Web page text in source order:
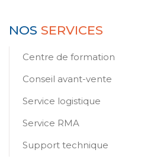
NOS SERVICES
Centre de formation
Conseil avant-vente
Service logistique
Service RMA
Support technique